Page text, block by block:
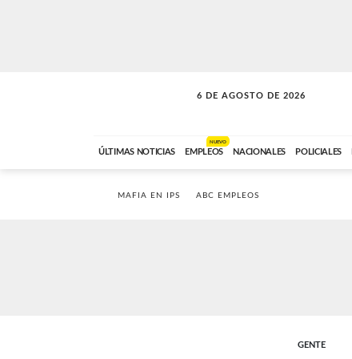
6 DE AGOSTO DE 2026
VITAMINAS
ÚLTIMAS NOTICIAS EMPLEOS
NUEVO
NACIONALES POLICIALES
MAFIA EN IPS ABC EMPLEOS
GENTE